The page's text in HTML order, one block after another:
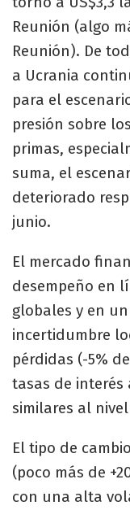
Reunión (algo
Reunión). De
a Ucrania
para el
presión sobre
primas,
suma, el
deteriorado
junio.
El mercado
desempeño en
globales y en
incertidumbre
pérdidas (-5%
tasas de interés
similares al
El tipo de
(poco más de
con una alta